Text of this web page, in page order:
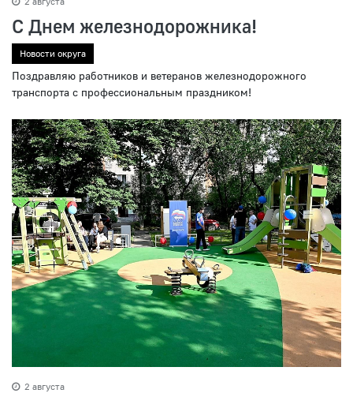
С Днем железнодорожника!
Новости округа
Поздравляю работников и ветеранов железнодорожного
транспорта с профессиональным праздником!
2 августа